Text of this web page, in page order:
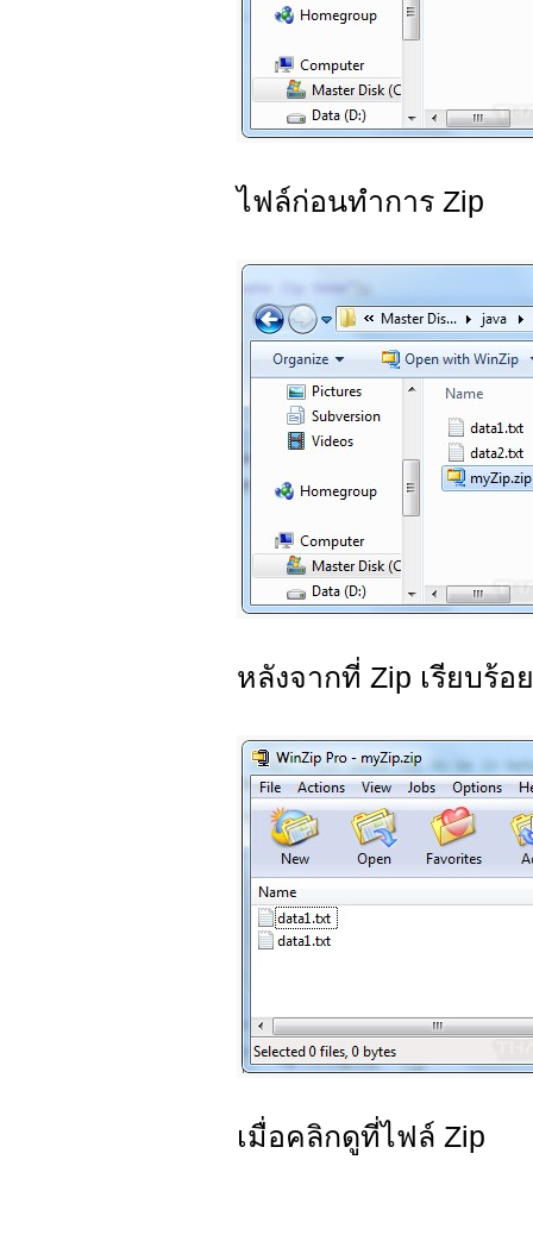
ไฟล์ก่อนทำการ Zip
หลังจากที่ Zip เรียบร้อ
เมื่อคลิกดูที่ไฟล์ Zip